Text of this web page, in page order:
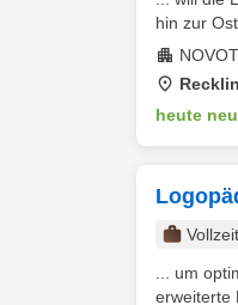
hin zur
heute neu
Vollzeit
... um
erweiterte